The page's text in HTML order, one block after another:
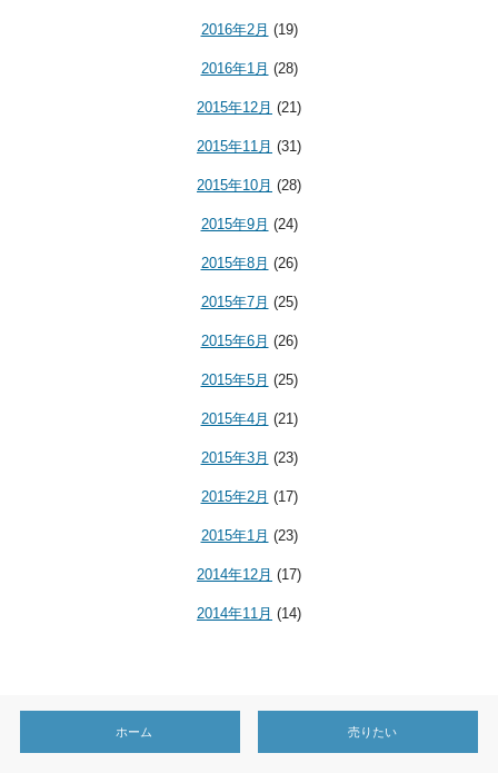
2016年2月 (19)
2016年1月 (28)
2015年12月 (21)
2015年11月 (31)
2015年10月 (28)
2015年9月 (24)
2015年8月 (26)
2015年7月 (25)
2015年6月 (26)
2015年5月 (25)
2015年4月 (21)
2015年3月 (23)
2015年2月 (17)
2015年1月 (23)
2014年12月 (17)
2014年11月 (14)
ホーム 売りたい